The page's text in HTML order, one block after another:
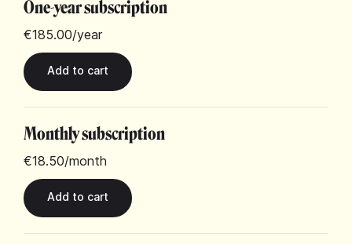
One-year subscription
€185.00/year
Monthly subscription
€18.50/month